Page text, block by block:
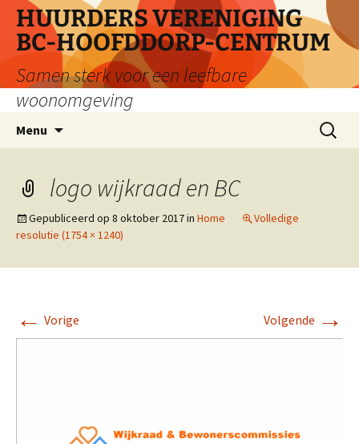
naar
inhoud
HUURDERS VERENIGING
BC-HOOFDDORP-CENTRUM
Samen sterk voor een leefbare
woonomgeving
Menu
Zoeken
naar:
logo wijkraad en BC
Gepubliceerd op 8 oktober 2017in Home
Volledige
resolutie (1754 × 1240)
← Vorige Volgende →